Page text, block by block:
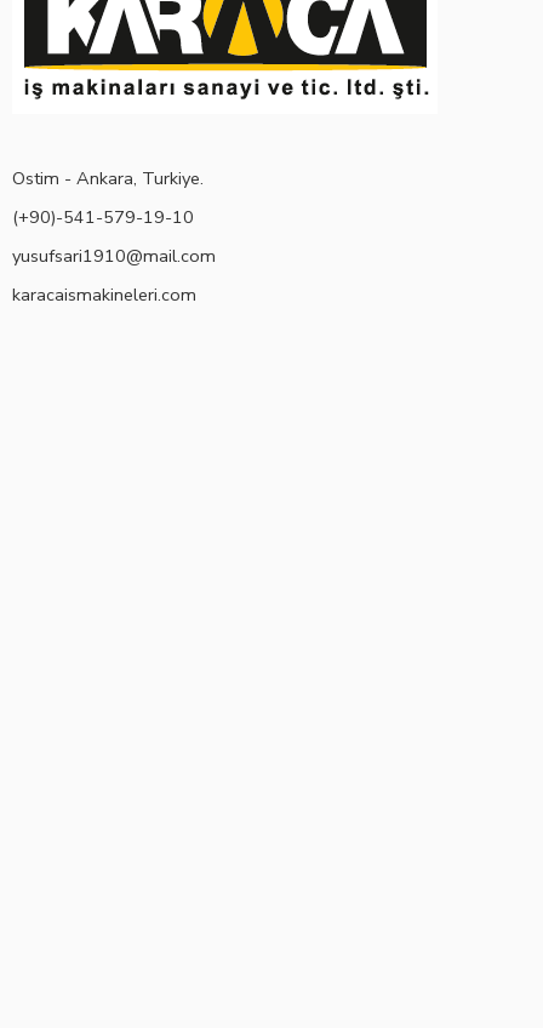
Ostim - Ankara, Turkiye.
(+90)-541-579-19-10
yusufsari1910@mail.com
karacaismakineleri.com